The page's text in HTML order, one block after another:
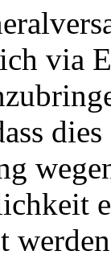
via